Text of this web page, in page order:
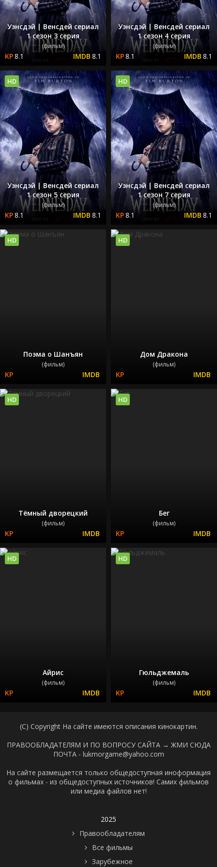
Уэнсдэй | Венсдей сериал
1 сезон 3 серия
(фильм)
8.1 8.1
Уэнсдэй | Венсдей сериал
1 сезон 4 серия
(фильм)
8.1 8.1
Уэнсдэй | Венсдей сериал
1 сезон 5 серия
(фильм)
8.1 8.1
HD
Уэнсдэй | Венсдей сериал
1 сезон 7 серия
(фильм)
8.1 8.1
HD
Поэма о Шанъян
(фильм)
HD
Дом Дракона
(фильм)
HD
Тёмный дворецкий
(фильм)
HD
Бег
(фильм)
HD
Айрис
(фильм)
HD
Гюльджемаль
(фильм)
HD
(C) Copyright На сайте имеются описания кинокартин.
ПРАВООБЛАДАТЕЛЯМ И ПО ВОПРОСУ САЙТА → ЖМИ СЮДА
ПОЧТА - lukmorgame@yahoo.com
На сайте размещается только общедоступная иноформация
о фильмах - из общедоступных источников! Самих фильмов
или медиа файлов нет!
2025
Правообладателям
Все фильмы
Зарубежное